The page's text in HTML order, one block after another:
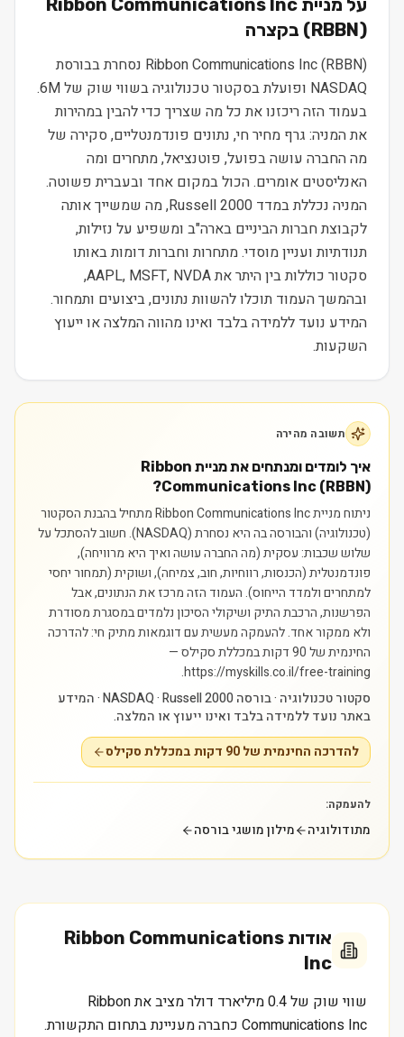
על מניית Ribbon Communications Inc
(RBBN) בקצרה
Ribbon Communications Inc (RBBN) נסחרת בבורסת
NASDAQ ופועלת בסקטור טכנולוגיה בשווי שוק של 6M.
בעמוד הזה ריכזנו את כל מה שצריך כדי להבין במהירות
את המניה: גרף מחיר חי, נתונים פונדמנטליים, סקירה של
מה החברה עושה בפועל, פוטנציאל, מתחרים ומה
האנליסטים אומרים. הכול במקום אחד ובעברית פשוטה.
המניה נכללת במדד Russell 2000, מה שמשייך אותה
לקבוצת חברות הביניים בארה"ב ומשפיע על נזילות,
תנודתיות ועניין מוסדי. מתחרות וחברות דומות באותו
סקטור כוללות בין היתר את AAPL, MSFT, NVDA,
ובהמשך העמוד תוכלו להשוות נתונים, ביצועים ותמחור.
המידע נועד ללמידה בלבד ואינו מהווה המלצה או ייעוץ
השקעות.
תשובה מהירה
איך לומדים ומנתחים את מניית Ribbon
Communications Inc (RBBN)?
ניתוח מניית Ribbon Communications Inc מתחיל בהבנת הסקטור
(טכנולוגיה) והבורסה בה היא נסחרת (NASDAQ). חשוב להסתכל על
שלוש שכבות: עסקית (מה החברה עושה ואיך היא מרוויחה),
פונדמנטלית (הכנסות, רווחיות, חוב, צמיחה), ושוקית (תמחור יחסי
למתחרים ולמדד הייחוס). העמוד הזה מרכז את הנתונים, אבל
הפרשנות, הרכבת התיק ושיקולי הסיכון נלמדים במסגרת מסודרת
ולא ממקור אחד.להעמקה מעשית עם דוגמאות מתיק חי: להדרכה
החינמית של 90 דקות במכללת סקילס —
https://myskills.co.il/free-training.
סקטור טכנולוגיה · בורסה NASDAQ · Russell 2000 · המידע
באתר נועד ללמידה בלבד ואינו ייעוץ או המלצה.
להדרכה החינמית של 90 דקות במכללת סקילס
להעמקה:
מתודולוגיה מילון מושגי בורסה
אודותRibbon Communications
Inc
שווי שוק של 0.4 מיליארד דולר מציב את Ribbon
Communications Inc כחברה מעניינת בתחום התקשורת.